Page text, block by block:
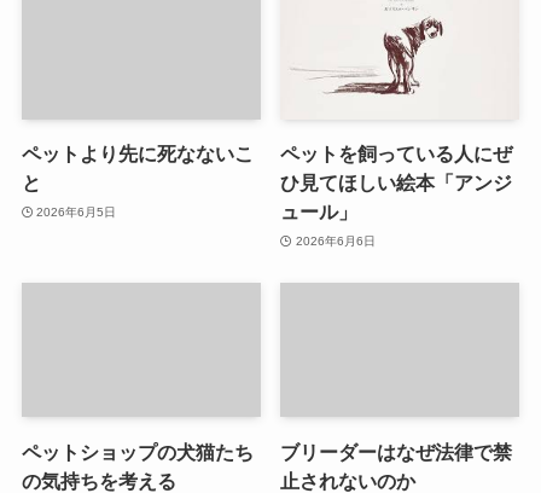
ペットより先に死なないこ
と
2026年6月5日
ペットを飼っている人にぜ
ひ見てほしい絵本「アンジ
ュール」
2026年6月6日
ペットショップの犬猫たち
の気持ちを考える
ブリーダーはなぜ法律で禁
止されないのか